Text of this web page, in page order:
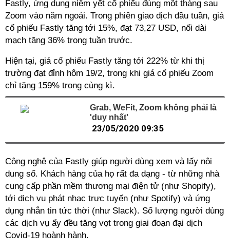
Fastly, ứng dụng niêm yết cổ phiếu đúng một tháng sau
Zoom vào năm ngoái. Trong phiên giao dịch đầu tuần, giá
cổ phiếu Fastly tăng tới 15%, đạt 73,27 USD, nối dài
mạch tăng 36% trong tuần trước.
Hiện tại, giá cổ phiếu Fastly tăng tới 222% từ khi thị
trường đạt đỉnh hôm 19/2, trong khi giá cổ phiếu Zoom
chỉ tăng 159% trong cùng kì.
Grab, WeFit, Zoom không phải là
'duy nhất'
23/05/2020 09:35
Công nghệ của Fastly giúp người dùng xem và lấy nội
dung số. Khách hàng của họ rất đa dạng - từ những nhà
cung cấp phần mềm thương mại điện tử (như Shopify),
tới dịch vụ phát nhạc trực tuyến (như Spotify) và ứng
dụng nhắn tin tức thời (như Slack). Số lượng người dùng
các dịch vụ ấy đều tăng vọt trong giai đoạn đại dịch
Covid-19 hoành hành.